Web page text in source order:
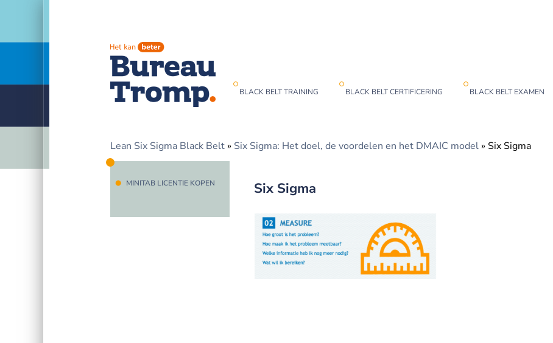
BLACK BELT TRAINING BLACK BELT CERTIFICERING BLACK BELT EXAMEN
Lean Six Sigma Black Belt » Six Sigma: Het doel, de voordelen en het DMAIC model » Six Sigma
MINITAB LICENTIE KOPEN Six Sigma